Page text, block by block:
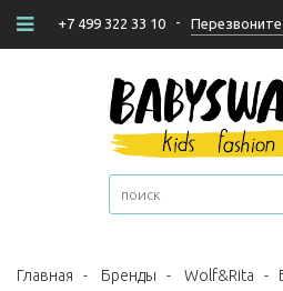
+7 499 322 33 10 -
Главная - Бренды - Wolf&Rita -